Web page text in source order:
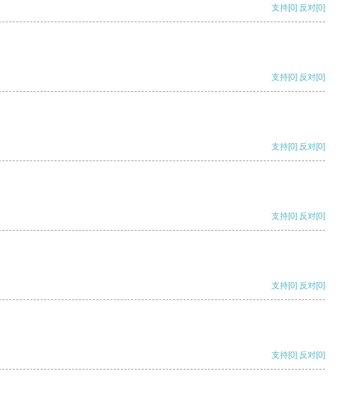
支持[0] 反对[0]
支持[0] 反对[0]
支持[0] 反对[0]
支持[0] 反对[0]
支持[0] 反对[0]
支持[0] 反对[0]